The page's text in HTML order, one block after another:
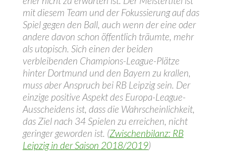
mit diesem Team und der Fokussierung auf das
Spiel gegen den Ball, auch wenn der eine oder
andere davon schon öffentlich träumte, mehr
als utopisch. Sich einen der beiden
verbleibenden Champions-League-Plätze
hinter Dortmund und den Bayern zu krallen,
muss aber Anspruch bei RB Leipzig sein. Der
einzige positive Aspekt des Europa-League-
Ausscheidens ist, dass die Wahrscheinlichkeit,
das Ziel nach 34 Spielen zu erreichen, nicht
geringer geworden ist. (Zwischenbilanz: RB
Leipzig in der Saison 2018/2019)